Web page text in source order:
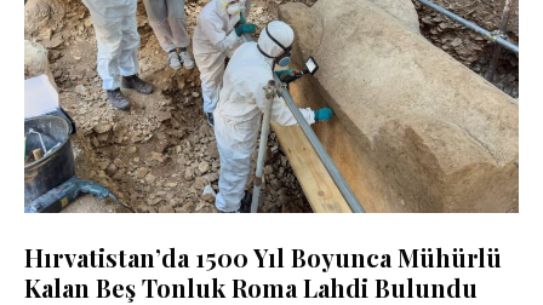
Hırvatistan’da 1500 Yıl Boyunca Mühürlü
Kalan Beş Tonluk Roma Lahdi Bulundu